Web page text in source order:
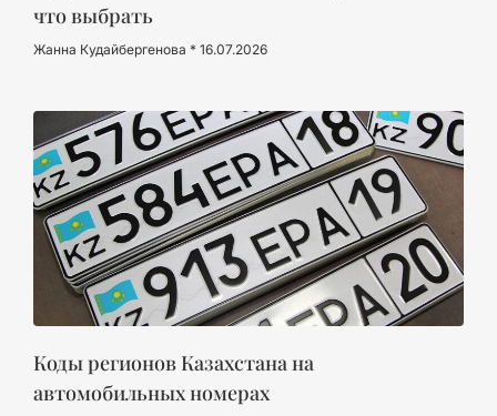
что выбрать
Жанна Кудайбергенова 16.07.2026
Коды регионов Казахстана на
автомобильных номерах